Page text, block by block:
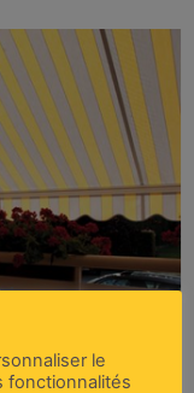
maximum de
avec son
fiable et
incomparable
ou par
une pose
besoins.
le
fonctionnalités